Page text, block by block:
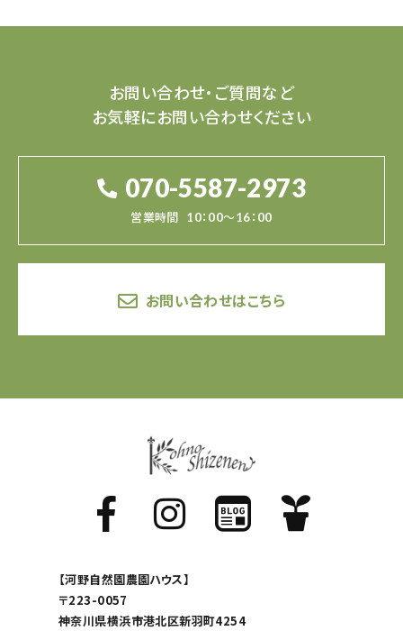
お問い合わせ・ご質問など
お気軽にお問い合わせください
070-5587-2973
営業時間 10：00～16：00
お問い合わせはこちら
【河野自然園農園ハウス】
〒223-0057
神奈川県横浜市港北区新羽町4254